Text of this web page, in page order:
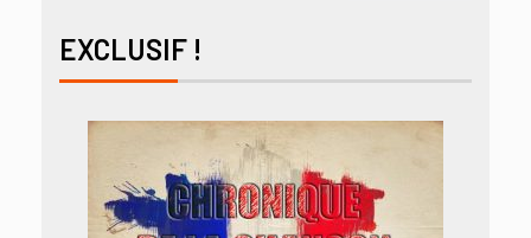
EXCLUSIF !